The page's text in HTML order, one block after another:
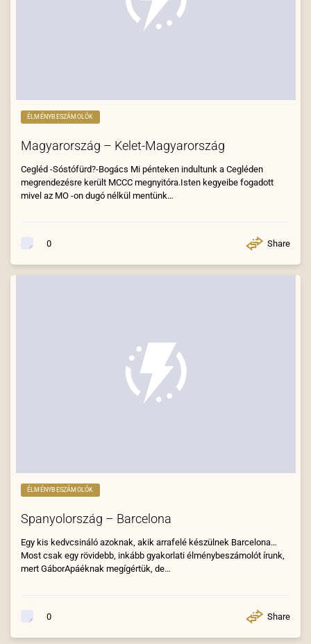
ÉLMÉNYBESZÁMOLÓK
Magyarország – Kelet-Magyarország
Cegléd -Sóstófürd?-Bogács Mi pénteken indultunk a Cegléden
megrendezésre került MCCC megnyitóra.Isten kegyeibe fogadott
mivel az MO -on dugó nélkül mentünk…
0 Share
ÉLMÉNYBESZÁMOLÓK
Spanyolország – Barcelona
Egy kis kedvcsináló azoknak, akik arrafelé készülnek Barcelona…
Most csak egy rövidebb, inkább gyakorlati élménybeszámolót írunk,
mert GáborApáéknak megígértük, de…
0 Share